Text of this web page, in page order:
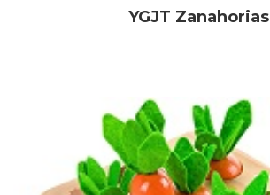
YGJT Zanahorias